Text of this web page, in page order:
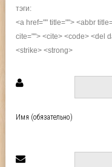
тэги:
<a href="" title=""> <abbr
cite=""> <cite> <code> <del
<strike> <strong>
Имя (обязательно)